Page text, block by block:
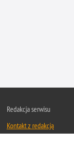
Redakcja serwisu
Kontakt z redakcją